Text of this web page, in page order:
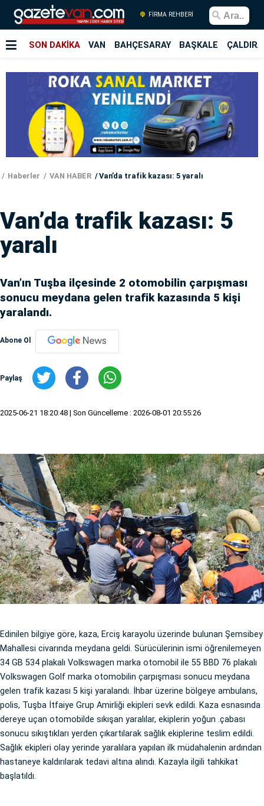
FİRMA REHBERİ
SON DAKİKA VAN BAHÇESARAY BAŞKALE
Haberler VAN HABER Van’da trafik kazası: 5 yaralı
Van’da trafik kazası: 5
yaralı
Van’ın Tuşba ilçesinde 2 otomobilin çarpışması
sonucu meydana gelen trafik kazasında 5 kişi
yaralandı.
Abone Ol
Paylaş
2025-06-21 18:20:48 | Son Güncelleme : 2026-08-01 20:55:26
Edinilen bilgiye göre, kaza, Erciş karayolu üzerinde bulunan Şemsibey
Mahallesi civarında meydana geldi. Sürücülerinin ismi öğrenilemeyen
34 GB 534 plakalı Volkswagen marka otomobil ile 55 BBD 76 plakalı
Volkswagen Golf marka otomobilin çarpışması sonucu meydana
gelen trafik kazası 5 kişi yaralandı. İhbar üzerine bölgeye ambulans,
polis, Tuşba İtfaiye Grup Amirliği ekipleri sevk edildi. Kaza esnasında
dereye uçan otomobilde sıkışan yaralılar, ekiplerin yoğun .çabası
sonucu sıkıştıkları yerden çıkartılarak sağlık ekiplerine teslim edildi.
Sağlık ekipleri olay yerinde yaralılara yapılan ilk müdahalenin ardından
hastaneye kaldırılarak tedavi altına alındı. Kazayla ilgili tahkikat
başlatıldı.